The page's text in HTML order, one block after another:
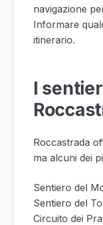
navigazione
Informare
itinerario.
I
Roccastrada
ma alcuni dei
Sentiero del
Sentiero del
Circuito dei